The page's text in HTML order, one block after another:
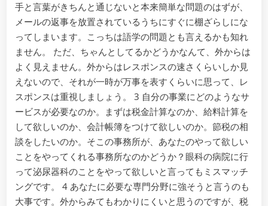
手と言葉がきちんと通じないと本来簡単な問題のはずが、
メールの返事を放置されているうちにすぐに棚ざらしにな
ってしまいます。こっちは語学の問題とも言えるかも知れ
ません。 ただ、ちゃんとしてるかどうかなんて、外からは
よく見えません。外からはレスポンスの速さくらいしか見
えないので、それが一時が万事を表すくらいに思って、レ
スポンスは重視しましょう。 3 自分の事業にどのようなサ
ービスが必要なのか。まずは税金計算なのか、給料計算を
して欲しいのか、会計帳簿をつけて欲しいのか。節税の相
談をしたいのか。そこの事務所が、あなたのやって欲しい
ことをやってくれる事務所なのかどうか？眼科の病院に行
って泌尿器科のことをやって欲しいと言ってもミスマッチ
ングです。 4 あなたに必要な専門分野に強そうと言うのも
大事です。外からみてもわかりにくいと思うのですが、税